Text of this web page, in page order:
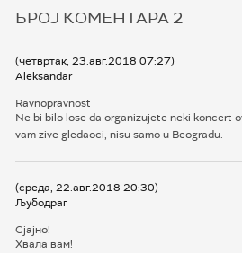
БРОЈ КОМЕНТАРА 2
(четвртак, 23.авг.2018 07:27)
Aleksandar
Ravnopravnost
Ne bi bilo lose da organizujete neki koncert
vam zive gledaoci, nisu samo u Beogradu.
(среда, 22.авг.2018 20:30)
Љубодраг
Сјајно!
Хвала вам!